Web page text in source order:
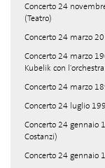
Concerto 24
(Teatro)
Concerto 24 marzo
Concerto 24 marzo
Kubelik con
Concerto 24 marzo
Concerto 24 luglio
Concerto 24 gennaio
Costanzi)
Concerto 24 gennaio